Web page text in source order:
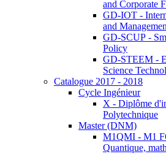
and Corporate
GD-IOT -
and
GD-SCUP -
Policy
GD-STEEM -
Science
Catalogue 2017 - 2018
Cycle Ingénieur
X - Diplôme
Polytechnique
Master (DNM)
M1QMI - M1
Quantique,